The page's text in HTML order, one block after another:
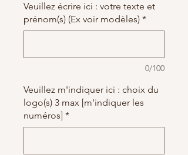
Veuillez écrire ici : votre texte et
prénom(s) (Ex voir modèles) *
0/100
Veuillez m'indiquer ici : choix du
logo(s) 3 max [m'indiquer les
numéros] *